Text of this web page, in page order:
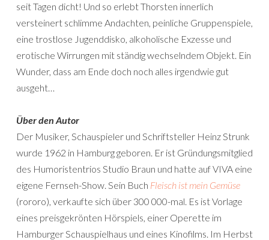
seit Tagen dicht! Und so erlebt Thorsten innerlich
versteinert schlimme Andachten, peinliche Gruppenspiele,
eine trostlose Jugenddisko, alkoholische Exzesse und
erotische Wirrungen mit ständig wechselndem Objekt. Ein
Wunder, dass am Ende doch noch alles irgendwie gut
ausgeht…
Über den Autor
Der Musiker, Schauspieler und Schriftsteller Heinz Strunk
wurde 1962 in Hamburg geboren. Er ist Gründungsmitglied
des Humoristentrios Studio Braun und hatte auf VIVA eine
eigene Fernseh-Show. Sein Buch Fleisch ist mein Gemüse
(rororo), verkaufte sich über 300 000-mal. Es ist Vorlage
eines preisgekrönten Hörspiels, einer Operette im
Hamburger Schauspielhaus und eines Kinofilms. Im Herbst